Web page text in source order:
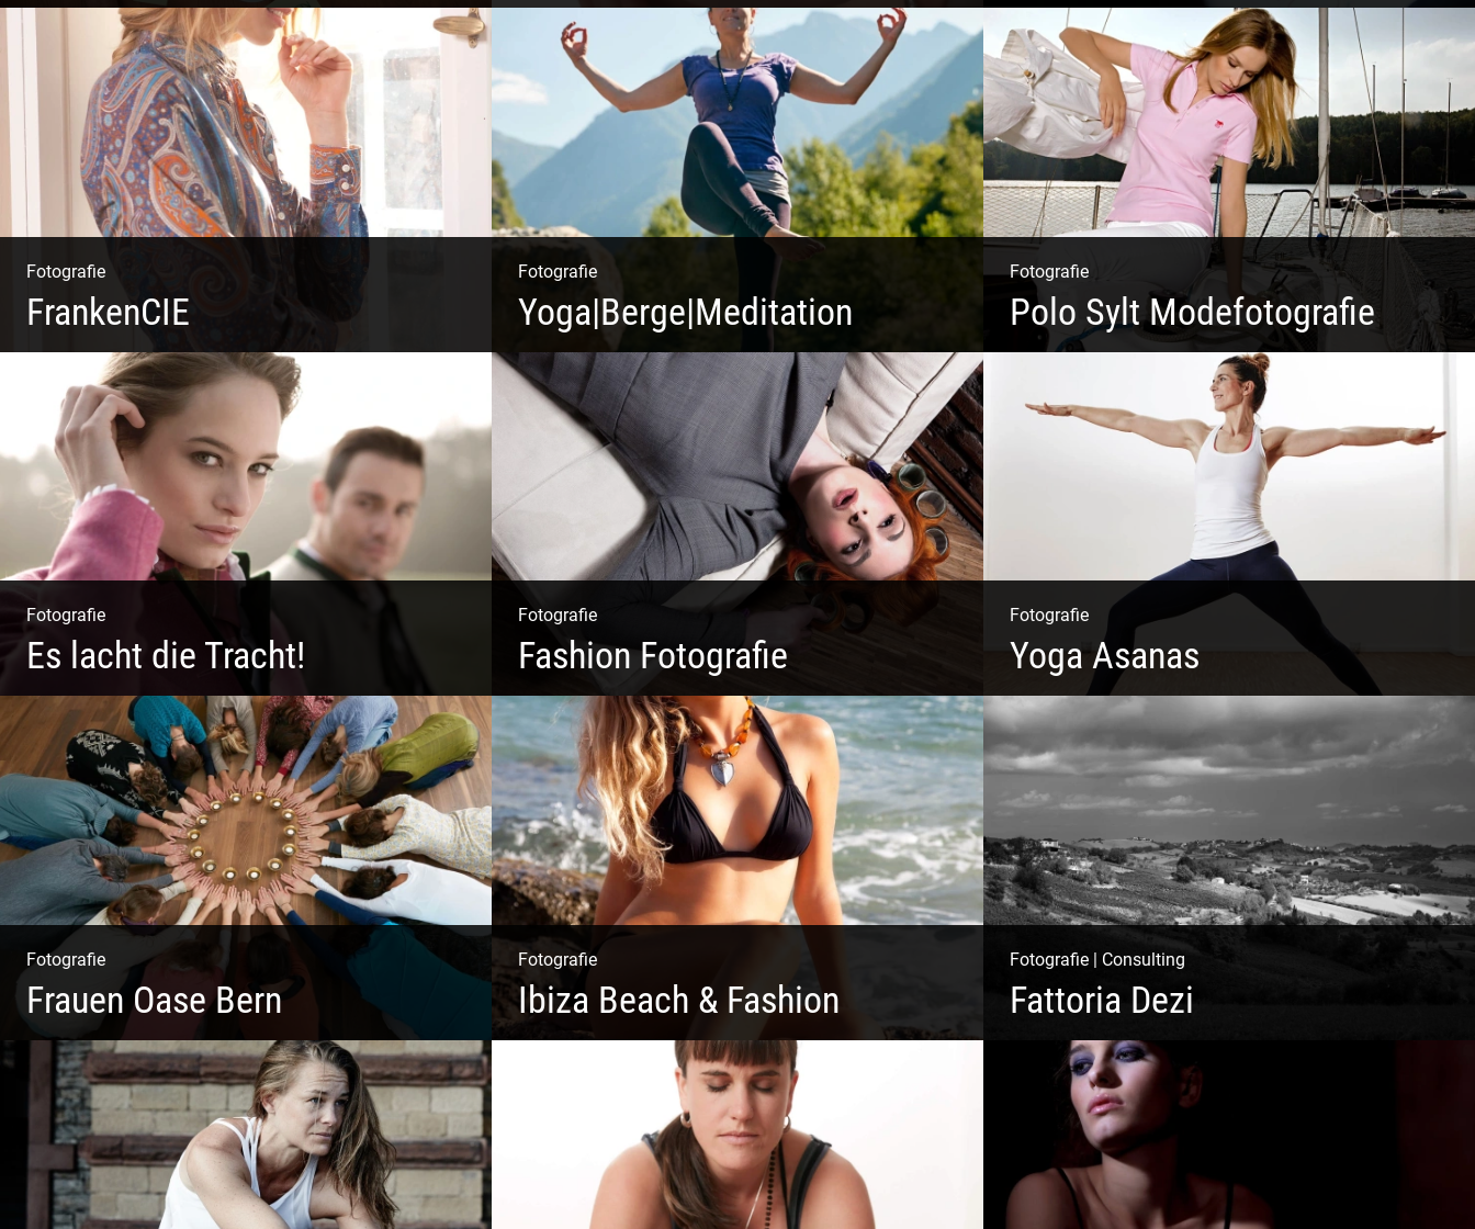
Du beginnst Dein Eigenes zu erschaffen und weißt nicht,
wo du beginnen sollst?
Catwalk Mode Fotografie Systemisches Coaching & Systemische Aufstellung
Fotografie
FrankenCIE
Fotografie
Yoga|Berge|Meditation
Freiheit genießen | Körper, Geist und Energie | Ruhe
und Entspannung | Bewusstsein für Natur
Fotografie
Polo Sylt Modefotografie
Fotografie
Es lacht die Tracht!
Wunderschöne Dirndl | Harmonische Farben | Originelle
Details | Edle Stoffe
Fotografie
Fashion Fotografie
Mode|Menschen|Magazin
Fotografie
Yoga Asanas
Virabhadrasana II oder Krieger II – Anleitung für den
Blog
Fotografie
Frauen Oase Bern
Yoga Fotografie | Magische Momente | Bunte Farben |
Wilde Formen
Fotografie
Ibiza Beach & Fashion
Ibiza Beach & Fashion
Fotografie| Consulting
Fattoria Dezi
Konzeption & Gestaltung | Übersetzung & Medien |
Fotografie & Texting | Feine Weine